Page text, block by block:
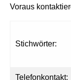
Voraus
Stichwörter:
Telefonkontakt: